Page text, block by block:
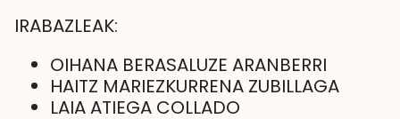
IRABAZLEAK:
OIHANA BERASALUZE ARANBERRI
HAITZ MARIEZKURRENA ZUBILLAGA
LAIA ATIEGA COLLADO